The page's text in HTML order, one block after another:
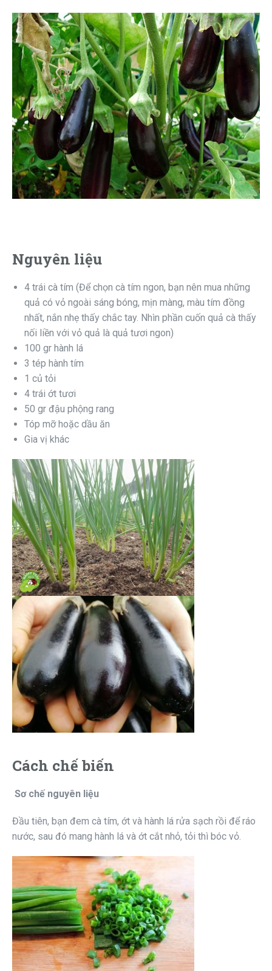
Nguyên liệu
4 trái cà tím (Để chọn cà tím ngon, bạn nên mua những
quả có vỏ ngoài sáng bóng, mịn màng, màu tím đồng
nhất, nắn nhẹ thấy chắc tay. Nhìn phần cuốn quả cà thấy
nối liền với vỏ quả là quả tươi ngon)
100 gr hành lá
3 tép hành tím
1 củ tỏi
4 trái ớt tươi
50 gr đậu phộng rang
Tóp mỡ hoặc dầu ăn
Gia vị khác
Cách chế biến
Sơ chế nguyên liệu
Đầu tiên, bạn đem cà tím, ớt và hành lá rửa sạch rồi để ráo
nước, sau đó mang hành lá và ớt cắt nhỏ, tỏi thì bóc vỏ.